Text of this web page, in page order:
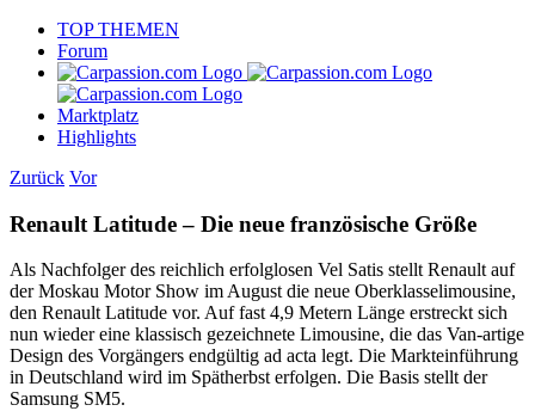
Skip
content
TOP THEMEN
Forum
Marktplatz
Highlights
Zurück Vor
Renault Latitude – Die neue französische Größe
Als Nachfolger des reichlich erfolglosen Vel Satis stellt Renault auf
der Moskau Motor Show im August die neue Oberklasselimousine,
den Renault Latitude vor. Auf fast 4,9 Metern Länge erstreckt sich
nun wieder eine klassisch gezeichnete Limousine, die das Van-artige
Design des Vorgängers endgültig ad acta legt. Die Markteinführung
in Deutschland wird im Spätherbst erfolgen. Die Basis stellt der
Samsung SM5.